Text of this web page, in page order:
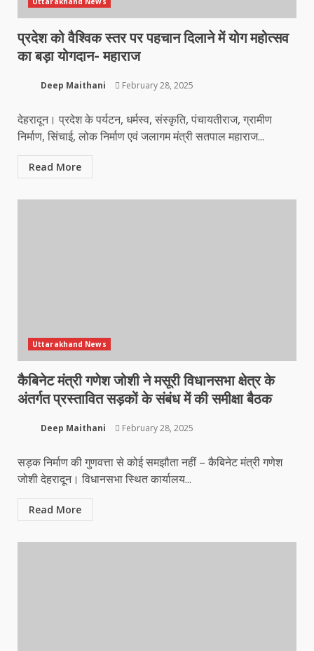
प्रदेश को वैश्विक स्तर पर पहचान दिलाने में योग महोत्सव
का बड़ा योगदान- महाराज
Deep Maithani February 28, 2025
देहरादून। प्रदेश के पर्यटन, धर्मस्व, संस्कृति, पंचायतीराज, ग्रामीण
निर्माण, सिंचाई, लोक निर्माण एवं जलागम मंत्री सतपाल महाराज...
Read More
Uttarakhand News
कैबिनेट मंत्री गणेश जोशी ने मसूरी विधानसभा क्षेत्र के
अंतर्गत प्रस्तावित सड़कों के संबंध में की समीक्षा बैठक
Deep Maithani February 28, 2025
सड़क निर्माण की गुणवत्ता से कोई समझौता नहीं – कैबिनेट मंत्री गणेश
जोशी देहरादून। विधानसभा स्थित कार्यालय...
Read More